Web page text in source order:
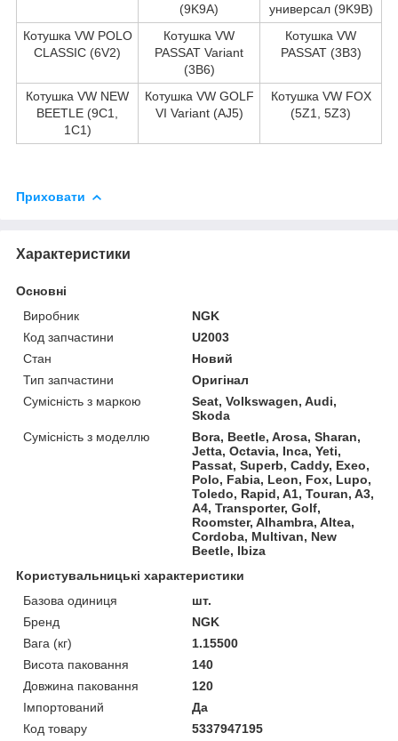
(9K9A)
универсал (9K9B)
Котушка VW POLO
CLASSIC (6V2)
Котушка VW
PASSAT Variant
(3B6)
Котушка VW
PASSAT (3B3)
Котушка VW NEW
BEETLE (9C1,
1C1)
Котушка VW GOLF
VI Variant (AJ5)
Котушка VW FOX
(5Z1, 5Z3)
Приховати
Характеристики
Основні
Виробник
NGK
Код запчастини
U2003
Стан
Новий
Тип запчастини
Оригінал
Сумісність з маркою
Seat, Volkswagen, Audi,
Skoda
Сумісність з моделлю
Bora, Beetle, Arosa, Sharan,
Jetta, Octavia, Inca, Yeti,
Passat, Superb, Caddy, Exeo,
Polo, Fabia, Leon, Fox, Lupo,
Toledo, Rapid, A1, Touran, A3,
A4, Transporter, Golf,
Roomster, Alhambra, Altea,
Cordoba, Multivan, New
Beetle, Ibiza
Користувальницькі характеристики
Базова одиниця
шт.
Бренд
NGK
Вага (кг)
1.15500
Висота паковання
140
Довжина паковання
120
Імпортований
Да
Код товару
5337947195